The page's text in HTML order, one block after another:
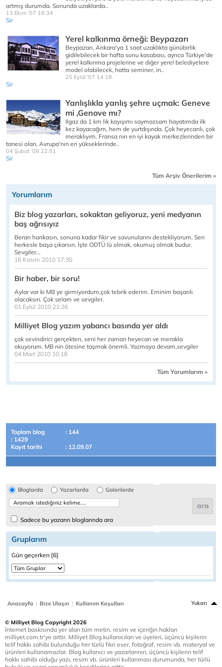
artmış durumda. Sonunda uzaklarda..
13 Ekim '07 16:34
Sir
Yerel kalkınma örneği: Beypazarı
Beypazarı, Ankara'ya 1 saat uzaklıkta günübirlik
gidilebilecek bir hafta sonu kasabası, ayrıca Türkiye'de
yerel kalkınma projelerine ve diğer yerel belediyelere
model olabilecek, hatta seminer, in..
25 Eylül '07 14:18
Sir
Yanlışlıkla yanlış şehre uçmak: Geneve
mi ,Genove mı?
Ilgaz da 1 km lik kayışımı saymazsam hayatımda ilk
kez kayacağım, hem de yurtdışında. Çok heyecanlı, çok
meraklıyım. Fransa nın en iyi kayak merkezlerinden bir
tanesi olan, Avrupa'nın en yükseklerinde..
04 Şubat '08 22:51
Sir
Tüm Arşiv Önerilerim »
Yorumlarım
Biz blog yazarları, sokaktan geliyoruz, yeni medyanın
baş ağrısıyız
Beran harikasın, sonuna kadar fikir ve savunularını destekliyorum. Sen
herkesle başa çıkarsın. İşte ODTÜ lü olmak, okumuş olmak budur.
Sevgiler...
16 Kasım 2010 17:30
Bir haber, bir soru!
Aylar var ki MB ye girmiyordum,çok tebrik ederim. Eminim başarılı
olacaksın. Çok selam ve sevgiler.
01 Eylül 2010 21:26
Milliyet Blog yazım yabancı basında yer aldı
çok sevindirici gerçekten, seni her zaman heyecan ve merakla
okuyorum. MB nin ötesine taşmak önemli. Yazmaya devam,sevgiler
04 Mart 2010 10:18
Tüm Yorumlarım »
Toplam blog
: 144
: 1429
Kayıt tarihi
: 12.09.07
Bloglarda Yazarlarda Galerilerde
Sadece bu yazarın bloglarında ara
Gruplarım
Gün geçerken [6]
Anasayfa | Bize Ulaşın | Kullanım Koşulları Yukarı
© Milliyet Blog Copyright 2026
İnternet baskısında yer alan tüm metin, resim ve içeriğin hakları
milliyet.com.tr'ye aittir. Milliyet Blog kullanıcıları ve üyeleri, üçüncü kişilerin
telif hakkı sahibi bulunduğu her türlü fikri eser, fotoğraf, resim vb. materyal ve
ürünleri kullanamazlar. Blog kullanıcı ve yazarlarının, üçüncü kişilerin telif
hakkı sahibi olduğu yazı, resim vb. ürünleri kullanması durumunda, her türlü